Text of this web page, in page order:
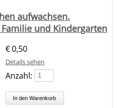
aufwachsen.
und Kindergarten
€0,50
Details sehen
Anzahl: